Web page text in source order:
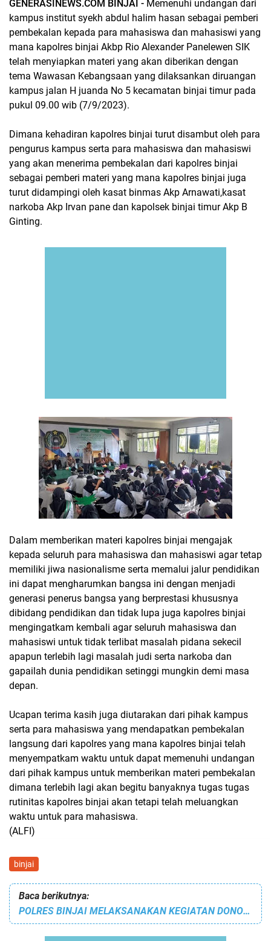
GENERASINEWS.COM BINJAI - Memenuhi undangan dari
kampus institut syekh abdul halim hasan sebagai pemberi
pembekalan kepada para mahasiswa dan mahasiswi yang
mana kapolres binjai Akbp Rio Alexander Panelewen SIK
telah menyiapkan materi yang akan diberikan dengan
tema Wawasan Kebangsaan yang dilaksankan diruangan
kampus jalan H juanda No 5 kecamatan binjai timur pada
pukul 09.00 wib (7/9/2023).
Dimana kehadiran kapolres binjai turut disambut oleh para
pengurus kampus serta para mahasiswa dan mahasiswi
yang akan menerima pembekalan dari kapolres binjai
sebagai pemberi materi yang mana kapolres binjai juga
turut didampingi oleh kasat binmas Akp Arnawati,kasat
narkoba Akp Irvan pane dan kapolsek binjai timur Akp B
Ginting.
Dalam memberikan materi kapolres binjai mengajak
kepada seluruh para mahasiswa dan mahasiswi agar tetap
memiliki jiwa nasionalisme serta memalui jalur pendidikan
ini dapat mengharumkan bangsa ini dengan menjadi
generasi penerus bangsa yang berprestasi khususnya
dibidang pendidikan dan tidak lupa juga kapolres binjai
mengingatkam kembali agar seluruh mahasiswa dan
mahasiswi untuk tidak terlibat masalah pidana sekecil
apapun terlebih lagi masalah judi serta narkoba dan
gapailah dunia pendidikan setinggi mungkin demi masa
depan.
Ucapan terima kasih juga diutarakan dari pihak kampus
serta para mahasiswa yang mendapatkan pembekalan
langsung dari kapolres yang mana kapolres binjai telah
menyempatkam waktu untuk dapat memenuhi undangan
dari pihak kampus untuk memberikan materi pembekalan
dimana terlebih lagi akan begitu banyaknya tugas tugas
rutinitas kapolres binjai akan tetapi telah meluangkan
waktu untuk para mahasiswa.
(ALFI)
binjai
Baca berikutnya:
POLRES BINJAI MELAKSANAKAN KEGIATAN DONOR DARAH DALAM RANGKA MENYAMBUT HARI LALU LINTAS BHAYANGKARA KE-68 TAHUN 2023